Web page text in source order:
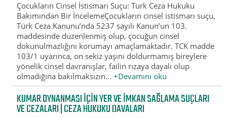
Çocukların Cinsel İstismarı Suçu: Türk Ceza Hukuku
Bakımından Bir İncelemeÇocukların cinsel istismarı suçu,
Türk Ceza Kanunu’nda 5237 sayılı Kanun’un 103.
maddesinde düzenlenmiş olup, çocuğun cinsel
dokunulmazlığını korumayı amaçlamaktadır. TCK madde
103/1 uyarınca, on sekiz yaşını doldurmamış bireylere
yönelik cinsel davranışlar, failin rızaya dayalı olup
olmadığına bakılmaksızın...+Devamını oku
KUMAR OYNANMASI IÇIN YER VE IMKAN SAĞLAMA SUÇLARI
VE CEZALARI | CEZA HUKUKU DAVALARI